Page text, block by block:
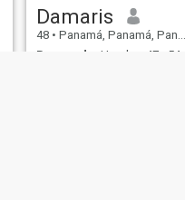
Damaris
48 • Panamá, Panamá, Panamá
Buscando:
Hombre 47 - 54